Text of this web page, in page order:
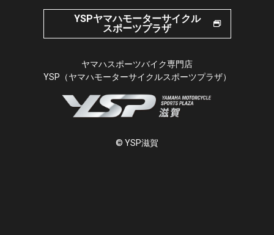
YSPヤマハモーターサイクル
スポーツプラザ
ヤマハスポーツバイク専門店
YSP（ヤマハモーターサイクルスポーツプラザ）
© YSP滋賀